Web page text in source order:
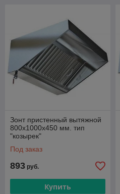
Зонт пристенный вытяжной
800х1000х450 мм. тип
"козырек"
Под заказ
893 руб.
Купить